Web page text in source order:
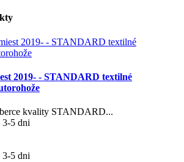
2019- - STANDARD textilné
kvality STANDARD...
3-5 dni
3-5 dni